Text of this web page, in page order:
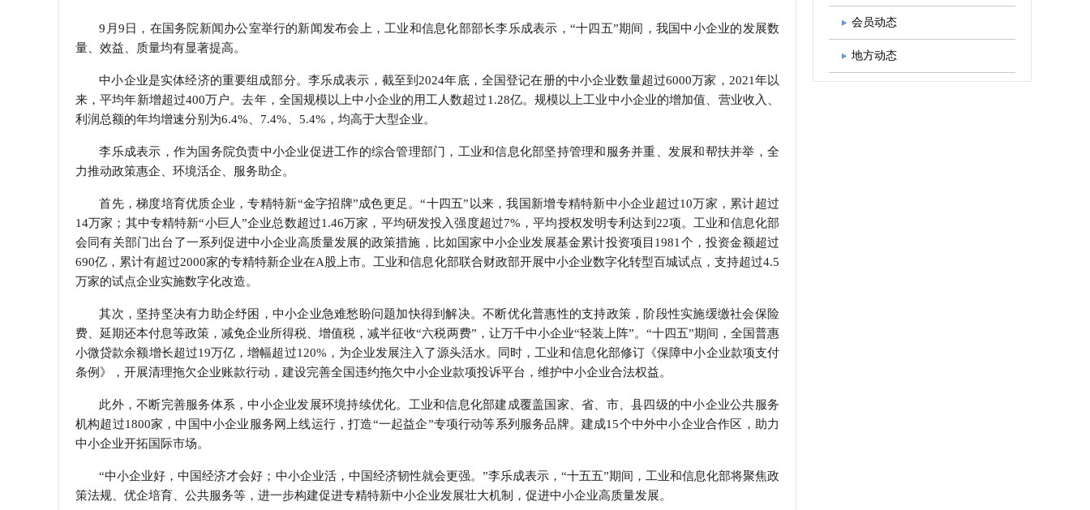
9月9日，在国务院新闻办公室举行的新闻发布会上，工业和信息化部部长李乐成表示，“十四五”期间，我国中小企业的发展数
量、效益、质量均有显著提高。
中小企业是实体经济的重要组成部分。李乐成表示，截至到2024年底，全国登记在册的中小企业数量超过6000万家，2021年以
来，平均年新增超过400万户。去年，全国规模以上中小企业的用工人数超过1.28亿。规模以上工业中小企业的增加值、营业收入、
利润总额的年均增速分别为6.4%、7.4%、5.4%，均高于大型企业。
李乐成表示，作为国务院负责中小企业促进工作的综合管理部门，工业和信息化部坚持管理和服务并重、发展和帮扶并举，全
力推动政策惠企、环境活企、服务助企。
首先，梯度培育优质企业，专精特新“金字招牌”成色更足。“十四五”以来，我国新增专精特新中小企业超过10万家，累计超过
14万家；其中专精特新“小巨人”企业总数超过1.46万家，平均研发投入强度超过7%，平均授权发明专利达到22项。工业和信息化部
会同有关部门出台了一系列促进中小企业高质量发展的政策措施，比如国家中小企业发展基金累计投资项目1981个，投资金额超过
690亿，累计有超过2000家的专精特新企业在A股上市。工业和信息化部联合财政部开展中小企业数字化转型百城试点，支持超过4.5
万家的试点企业实施数字化改造。
其次，坚持坚决有力助企纾困，中小企业急难愁盼问题加快得到解决。不断优化普惠性的支持政策，阶段性实施缓缴社会保险
费、延期还本付息等政策，减免企业所得税、增值税，减半征收“六税两费”，让万千中小企业“轻装上阵”。“十四五”期间，全国普惠
小微贷款余额增长超过19万亿，增幅超过120%，为企业发展注入了源头活水。同时，工业和信息化部修订《保障中小企业款项支付
条例》，开展清理拖欠企业账款行动，建设完善全国违约拖欠中小企业款项投诉平台，维护中小企业合法权益。
此外，不断完善服务体系，中小企业发展环境持续优化。工业和信息化部建成覆盖国家、省、市、县四级的中小企业公共服务
机构超过1800家，中国中小企业服务网上线运行，打造“一起益企”专项行动等系列服务品牌。建成15个中外中小企业合作区，助力
中小企业开拓国际市场。
“中小企业好，中国经济才会好；中小企业活，中国经济韧性就会更强。”李乐成表示，“十五五”期间，工业和信息化部将聚焦政
策法规、优企培育、公共服务等，进一步构建促进专精特新中小企业发展壮大机制，促进中小企业高质量发展。
会员动态
地方动态